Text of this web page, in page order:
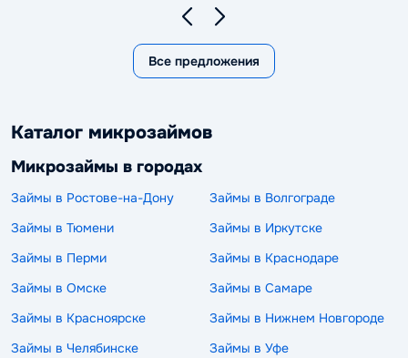
Все предложения
Каталог микрозаймов
Микрозаймы в городах
Займы в Ростове-на-Дону
Займы в Волгограде
Займы в Тюмени
Займы в Иркутске
Займы в Перми
Займы в Краснодаре
Займы в Омске
Займы в Самаре
Займы в Красноярске
Займы в Нижнем Новгороде
Займы в Челябинске
Займы в Уфе